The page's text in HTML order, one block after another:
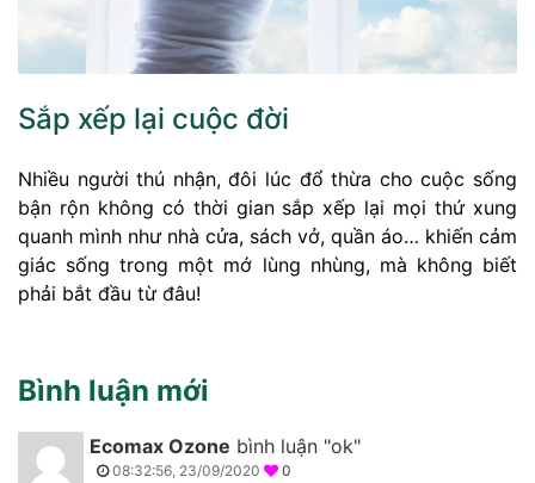
Sắp xếp lại cuộc đời
Nhiều người thú nhận, đôi lúc đổ thừa cho cuộc sống
bận rộn không có thời gian sắp xếp lại mọi thứ xung
quanh mình như nhà cửa, sách vở, quần áo… khiến cảm
giác sống trong một mớ lùng nhùng, mà không biết
phải bắt đầu từ đâu!
Bình luận mới
Ecomax Ozone bình luận "ok"
08:32:56, 23/09/2020 0